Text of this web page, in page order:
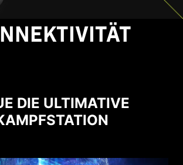
DIE ULTIMATIVE